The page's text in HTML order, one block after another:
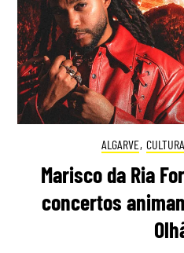
ALGARVE, CULTURA
Marisco da Ria
concertos